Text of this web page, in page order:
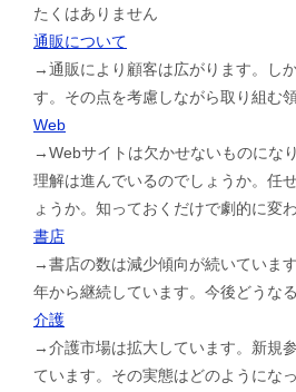
たくはありません
通販について
→通販により顧客は広がります。し
す。その点を考慮しながら取り組む
Web
→Webサイトは欠かせないものにな
理解は進んでいるのでしょうか。任
ょうか。知っておくだけで劇的に変
書店
→書店の数は減少傾向が続いていま
年から継続しています。今後どうな
介護
→介護市場は拡大しています。新規
ています。その実態はどのようにな